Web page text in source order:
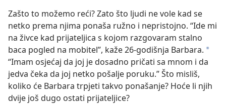
Zašto to možemo reći? Zato što ljudi ne vole kad se
netko prema njima ponaša ružno i nepristojno. “Ide mi
na živce kad prijateljica s kojom razgovaram stalno
baca pogled na mobitel”, kaže 26-godišnja Barbara. *
“Imam osjećaj da joj je dosadno pričati sa mnom i da
jedva čeka da joj netko pošalje poruku.” Što misliš,
koliko će Barbara trpjeti takvo ponašanje? Hoće li njih
dvije još dugo ostati prijateljice?